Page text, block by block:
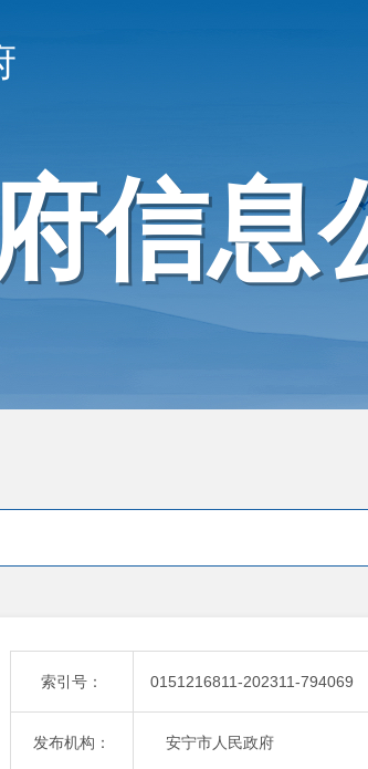
信息
索引号： 0151216811-202311-794069
发布机构： 安宁市人民政府